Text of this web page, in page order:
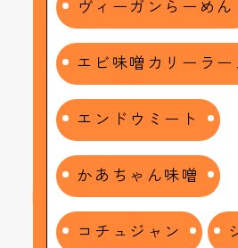
ヴィーガンらーめん
エビ味噌カリーラー
エンドウミート
かあちゃん味噌
コチュジャン